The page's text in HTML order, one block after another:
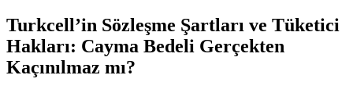
Turkcell’in Sözleşme Şartları ve Tüketici
Hakları: Cayma Bedeli Gerçekten
Kaçınılmaz mı?